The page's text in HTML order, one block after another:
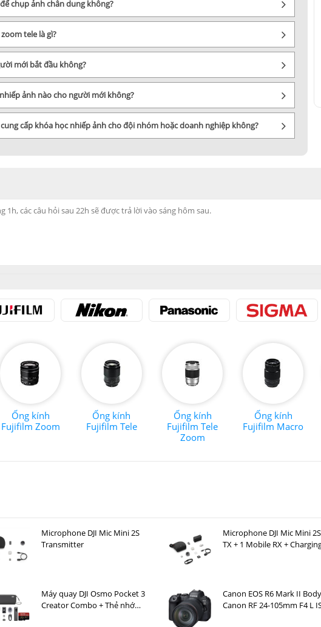
chụp ảnh chân dung không?
tele là gì?
mới bắt đầu không?
ảnh nào cho người mới không?
cấp khóa học nhiếp ảnh cho đội nhóm hoặc doanh nghiệp không?
Ống kính
Fujifilm Zoom
Ống kính
Fujifilm Tele
Ống kính
Fujifilm Tele
Zoom
Ống kính
Fujifilm Macro
Microphone DJI Mic Mini 2S
Transmitter
Microphone DJI Mic Mini 2S
TX + 1 Mobile RX +
Máy quay DJI Osmo Pocket 3
Creator Combo + Thẻ nhớ
Canon EOS R6 Mark II
Canon RF 24-105mm F4 L